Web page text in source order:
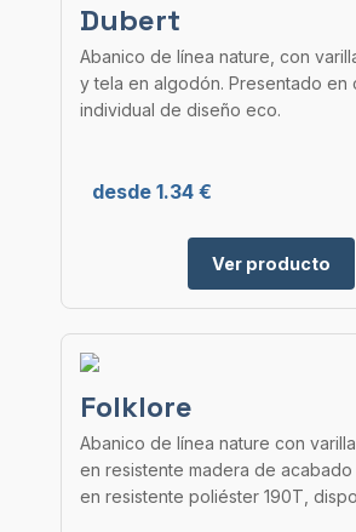
Dubert
Abanico de línea nature, con
y tela en algodón. Presentado en
individual de diseño eco.
desde 1.34 €
Ver producto
Folklore
Abanico de línea nature con
en resistente madera de acabado
en resistente poliéster 190T,